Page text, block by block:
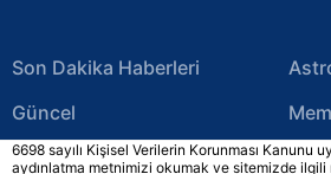
Son Dakika Haberleri
Güncel
Ekonomi Haberleri
6698 sayılı Kişisel Verilerin Korunması Kanunu
aydınlatma metnimizi okumak ve sitemizde